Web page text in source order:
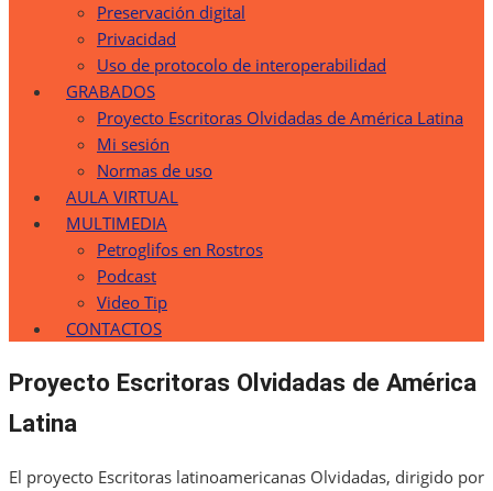
Preservación digital
Privacidad
Uso de protocolo de interoperabilidad
GRABADOS
Proyecto Escritoras Olvidadas de América Latina
Mi sesión
Normas de uso
AULA VIRTUAL
MULTIMEDIA
Petroglifos en Rostros
Podcast
Video Tip
CONTACTOS
Proyecto Escritoras Olvidadas de América
Latina
El proyecto Escritoras latinoamericanas Olvidadas, dirigido por